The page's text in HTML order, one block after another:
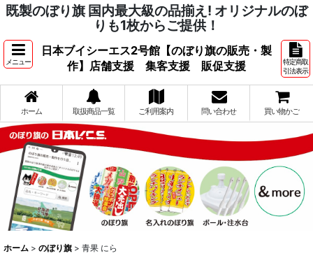
既製のぼり旗 国内最大級の品揃え! オリジナルのぼ
りも1枚からご提供！
メニュー
日本ブイシーエス2号館【のぼり旗の販売・製
作】店舗支援 集客支援 販促支援
特定商取
引法表示
ホーム 取扱商品一覧 ご利用案内 問い合わせ 買い物かご
ホーム > のぼり旗 > 青果 にら